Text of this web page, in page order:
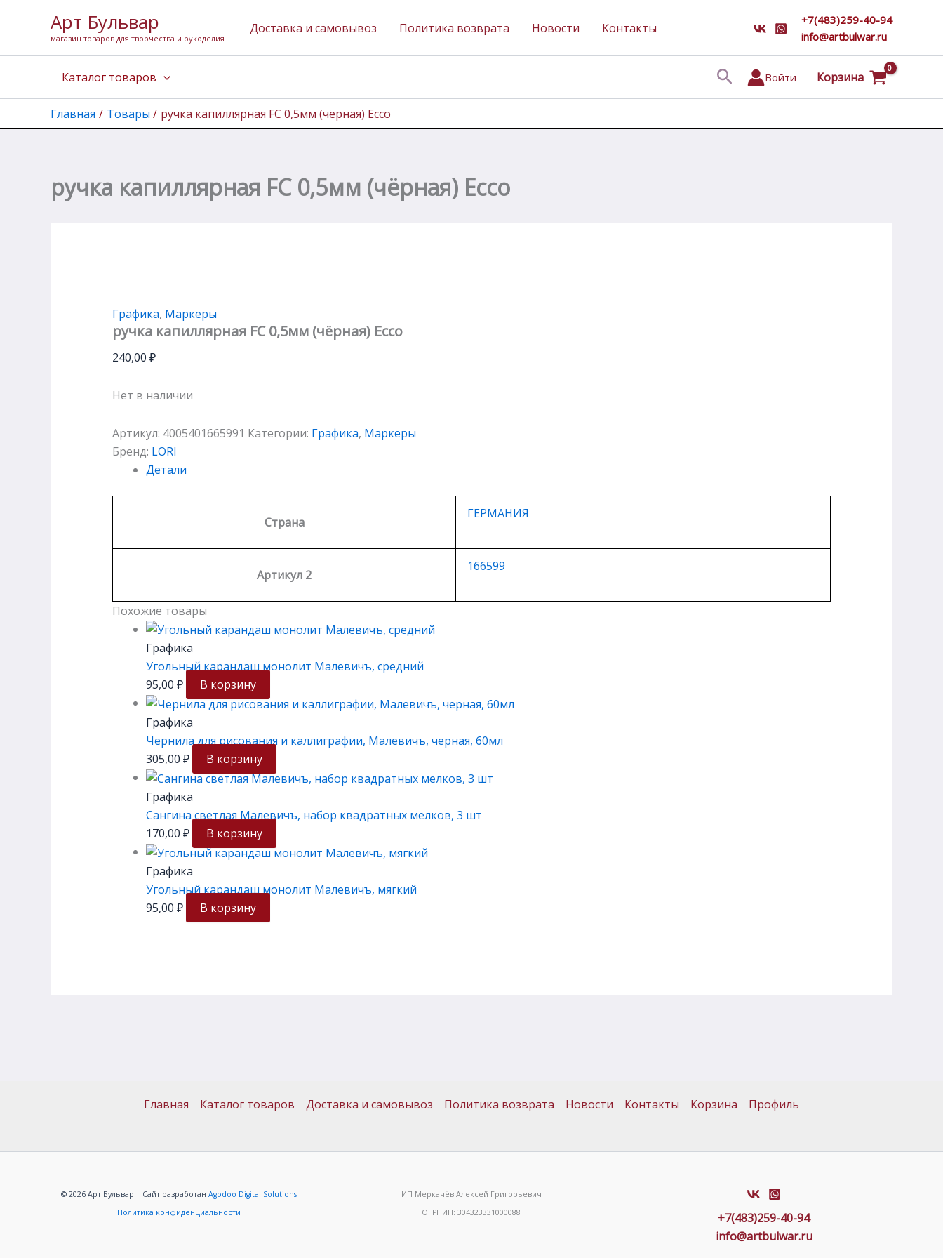
содержимому
Арт Бульвар
магазин товаров для творчества и рукоделия
Доставка и самовывоз Политика возврата Новости Контакты
+7(483)259-40-94
info@artbulwar.ru
Каталог товаров ПоискВойти Корзина
Главная Товары ручка капиллярная FC 0,5мм (чёрная) Ecco
ручка капиллярная FC 0,5мм (чёрная) Ecco
Графика, Маркеры
ручка капиллярная FC 0,5мм (чёрная) Ecco
240,00 ₽
Нет в наличии
Артикул: 4005401665991 Категории: Графика, Маркеры
Бренд: LORI
Детали
Страна
ГЕРМАНИЯ
Артикул 2
166599
Похожие товары
Графика
Угольный карандаш монолит Малевичъ, средний
95,00 ₽ В корзину
Графика
Чернила для рисования и каллиграфии, Малевичъ, черная, 60мл
305,00 ₽ В корзину
Графика
Сангина светлая Малевичъ, набор квадратных мелков, 3 шт
170,00 ₽ В корзину
Графика
Угольный карандаш монолит Малевичъ, мягкий
95,00 ₽ В корзину
Главная Каталог товаров Доставка и самовывоз Политика возврата Новости Контакты Корзина Профиль
© 2026 Арт Бульвар | Сайт разработанAgodoo Digital Solutions
Политика конфиденциальности
ИП Меркачёв Алексей Григорьевич
ОГРНИП: 304323331000088
+7(483)259-40-94
info@artbulwar.ru